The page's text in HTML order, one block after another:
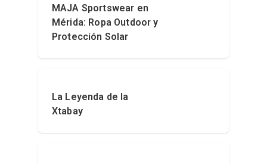
MAJA Sportswear en
Mérida: Ropa Outdoor y
Protección Solar
La Leyenda de la
Xtabay